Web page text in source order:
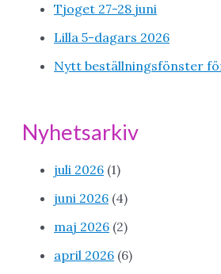
Tjoget 27-28 juni
Lilla 5-dagars 2026
Nytt beställningsfönster
Nyhetsarkiv
juli 2026 (1)
juni 2026 (4)
maj 2026 (2)
april 2026 (6)